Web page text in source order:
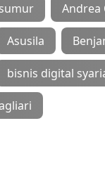
Andrea
Asusila
bisnis digital